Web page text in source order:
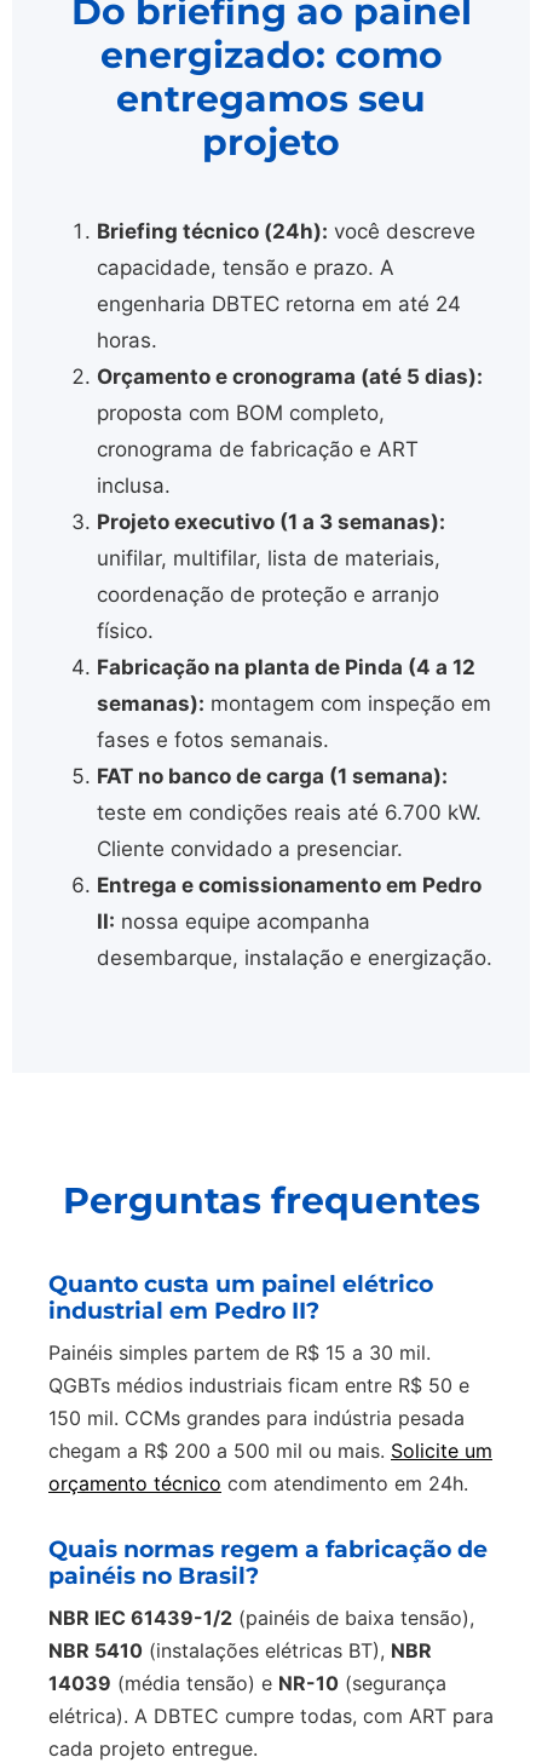
Do briefing ao painel
energizado: como
entregamos seu
projeto
Briefing técnico (24h): você descreve
capacidade, tensão e prazo. A
engenharia DBTEC retorna em até 24
horas.
Orçamento e cronograma (até 5 dias):
proposta com BOM completo,
cronograma de fabricação e ART
inclusa.
Projeto executivo (1 a 3 semanas):
unifilar, multifilar, lista de materiais,
coordenação de proteção e arranjo
físico.
Fabricação na planta de Pinda (4 a 12
semanas): montagem com inspeção em
fases e fotos semanais.
FAT no banco de carga (1 semana):
teste em condições reais até 6.700 kW.
Cliente convidado a presenciar.
Entrega e comissionamento em Pedro
II: nossa equipe acompanha
desembarque, instalação e energização.
Perguntas frequentes
Quanto custa um painel elétrico
industrial em Pedro II?
Painéis simples partem de R$ 15 a 30 mil.
QGBTs médios industriais ficam entre R$ 50 e
150 mil. CCMs grandes para indústria pesada
chegam a R$ 200 a 500 mil ou mais. Solicite um
orçamento técnico com atendimento em 24h.
Quais normas regem a fabricação de
painéis no Brasil?
NBR IEC 61439-1/2 (painéis de baixa tensão),
NBR 5410 (instalações elétricas BT), NBR
14039 (média tensão) e NR-10 (segurança
elétrica). A DBTEC cumpre todas, com ART para
cada projeto entregue.